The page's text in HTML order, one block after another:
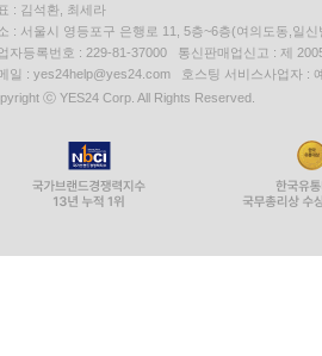
: 김석환, 최세라
: 서울시 영등포구 은행로 11, 5층~6층(여의도동,일신
자등록번호 : 229-81-37000 통신판매업신고 : 제
일 : yes24help@yes24.com 호스팅 서비스사업자 :
ⓒ YES24 Corp. All Rights Reserved.